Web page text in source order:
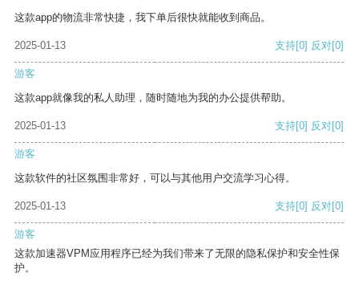
这款app的物流非常快捷，我下单后很快就能收到商品。
2025-01-13 支持[0] 反对[0]
游客
这款app就像我的私人助理，随时随地为我的办公提供帮助。
2025-01-13 支持[0] 反对[0]
游客
这款软件的社区氛围非常好，可以与其他用户交流学习心得。
2025-01-13 支持[0] 反对[0]
游客
这款加速器VPM应用程序已经为我们带来了无限的隐私保护和安全性保
护。